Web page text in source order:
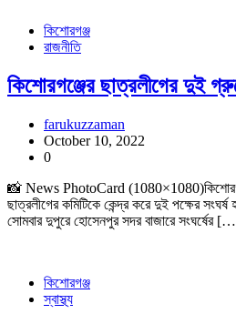
কিশোরগঞ্জ
রাজনীতি
কিশোরগঞ্জের ছাত্রলীগের দুই
farukuzzaman
October 10, 2022
0
📸 News PhotoCard
ছাত্রলীগের কমিটিকে কেন্দ্র করে দুই পক্ষের
সোমবার দুপুরে হোসেনপুর সদর বাজারে সংঘর্ষের
কিশোরগঞ্জ
স্বাস্থ্য